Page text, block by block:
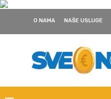
O NAMA NAŠE USLUGE